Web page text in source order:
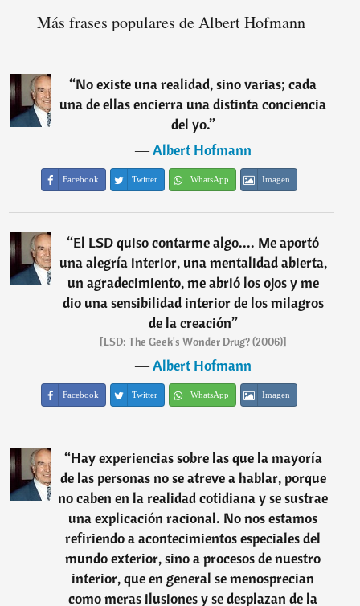
Más frases populares de Albert Hofmann
“No existe una realidad, sino varias; cada
una de ellas encierra una distinta conciencia
del yo.”
―Albert Hofmann
Facebook Twitter WhatsApp Imagen
“El LSD quiso contarme algo.... Me aportó
una alegría interior, una mentalidad abierta,
un agradecimiento, me abrió los ojos y me
dio una sensibilidad interior de los milagros
de la creación”
[LSD: The Geek's Wonder Drug? (2006)]
―Albert Hofmann
Facebook Twitter WhatsApp Imagen
“Hay experiencias sobre las que la mayoría
de las personas no se atreve a hablar, porque
no caben en la realidad cotidiana y se sustrae
una explicación racional. No nos estamos
refiriendo a acontecimientos especiales del
mundo exterior, sino a procesos de nuestro
interior, que en general se menosprecian
como meras ilusiones y se desplazan de la